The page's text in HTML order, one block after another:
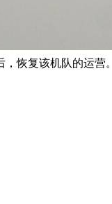
恢复该机队的运营。